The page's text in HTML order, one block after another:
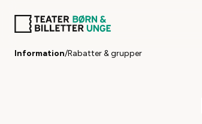
Information/Rabatter & grupper